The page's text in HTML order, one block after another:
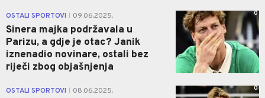
OSTALI SPORTOVI 09.06.2025.
Sinera majka podržavala u
Parizu, a gdje je otac? Janik
iznenadio novinare, ostali bez
riječi zbog objašnjenja
0
OSTALI SPORTOVI 08.06.2025. 0